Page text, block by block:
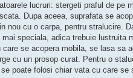
lucruri: stergeti praful de pe
Dupa aceea, suprafata se
nou cu o carpa, pentru stralucire.
speciala, adica trebuie lustruita
se acopera mobila, se lasa sa
cu un prosop curat. Pentru o
poate folosi chiar vata cu care se